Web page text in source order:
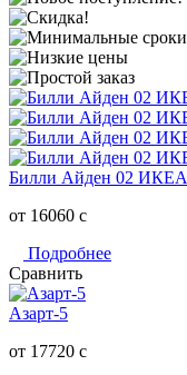
Билли Айден 02 ИКЕА
от 16060 c
Подробнее
Сравнить
Азарт-5
от 17720 c